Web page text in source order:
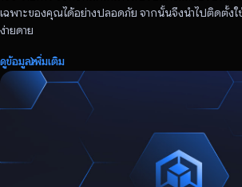
เฉพาะของคุณได้อย่างปลอดภัย จากนั้นจึงนำไปติดตั้ง
ง่ายดาย
ดูข้อมูลเพิ่มเติม